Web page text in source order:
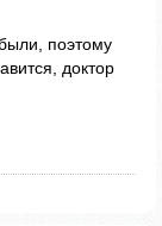
поэтому
доктор